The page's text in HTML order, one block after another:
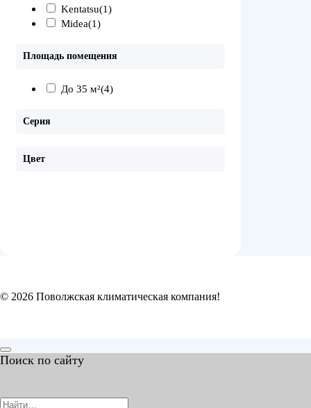
Kentatsu(1)
Midea(1)
Площадь помещения
До 35 м²(4)
Серия
Цвет
© 2026 Поволжская климатическая компания!
Поиск по сайту